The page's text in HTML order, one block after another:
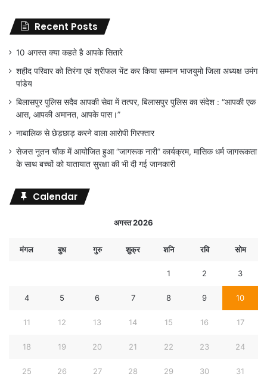
Recent Posts
10 अगस्त क्या कहते है आपके सितारे
शहीद परिवार को तिरंगा एवं श्रीफल भेंट कर किया सम्मान भाजयुमो जिला अध्यक्ष उमंग
पांडेय
बिलासपुर पुलिस सदैव आपकी सेवा में तत्पर, बिलासपुर पुलिस का संदेश : “आपकी एक
आस, आपकी अमानत, आपके पास।”
नाबालिक से छेड़छाड़ करने वाला आरोपी गिरफ्तार
सेजस नूतन चौक में आयोजित हुआ “जागरूक नारी” कार्यक्रम, मासिक धर्म जागरूकता
के साथ बच्चों को यातायात सुरक्षा की भी दी गई जानकारी
Calendar
अगस्त 2026
मंगल बुध गुरु शुक्र शनि रवि सोम
1 2 3
4 5 6 7 8 9 10
11 12 13 14 15 16 17
18 19 20 21 22 23 24
25 26 27 28 29 30 31